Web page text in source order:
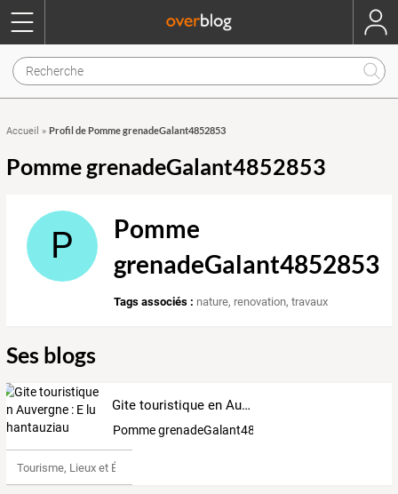
Accueil » Profil de Pomme grenadeGalant4852853
Pomme grenadeGalant4852853
P
Pomme
grenadeGalant4852853
Tags associés : nature, renovation,travaux
Ses blogs
Gite touristique en Auvergne : E lu chantauziau
Pomme grenadeGalant4852853
Tourisme, Lieux et Événements